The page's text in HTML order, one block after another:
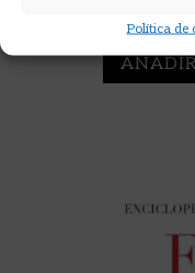
Política de
18,00